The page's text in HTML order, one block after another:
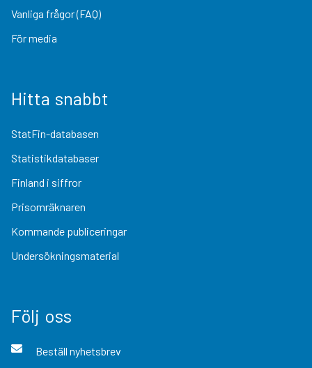
Vanliga frågor (FAQ)
För media
Hitta snabbt
StatFin-databasen
Statistikdatabaser
Finland i siffror
Prisomräknaren
Kommande publiceringar
Undersökningsmaterial
Följ oss
Beställ nyhetsbrev